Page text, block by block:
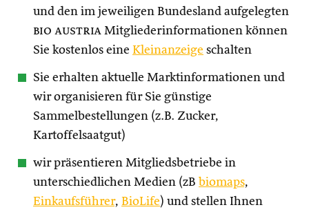
und den im jeweiligen Bundesland aufgelegten
bio austria Mitgliederinformationen können
Sie kostenlos eine Kleinanzeige schalten
Sie erhalten aktuelle Marktinformationen und
wir organisieren für Sie günstige
Sammelbestellungen (z.B. Zucker,
Kartoffelsaatgut)
wir präsentieren Mitgliedsbetriebe in
unterschiedlichen Medien (zB biomaps,
Einkaufsführer, BioLife) und stellen Ihnen